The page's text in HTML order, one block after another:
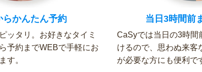
らかんたん予約
ッタリ。お好きなタイミ
予約までWEBで手軽にお
す。
当日3時間前
CaSyでは当日の3時間
けるので、思わぬ来客
が必要な方にも便利で